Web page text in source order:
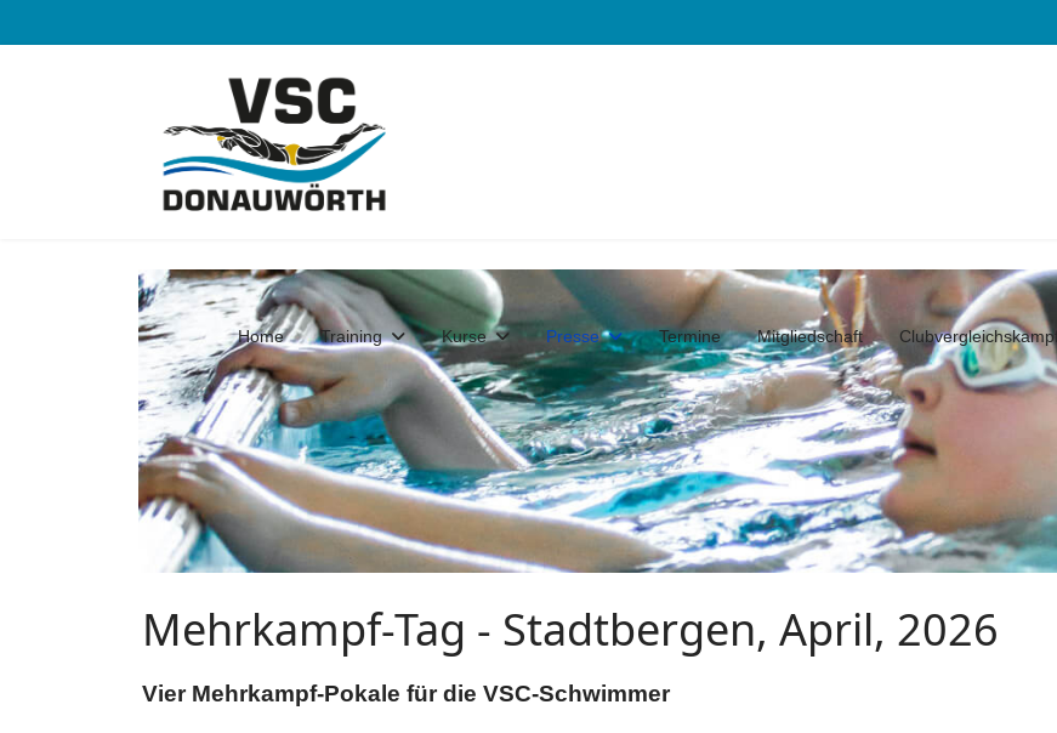
Home Training Kurse Presse Termine Mitgliedschaft Clubvergleichskampf
Mehrkampf-Tag - Stadtbergen, April, 2026
Vier Mehrkampf-Pokale für die VSC-Schwimmer